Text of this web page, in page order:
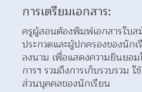
การเตรียมเอกสาร:
ครูผู้สอนต้องพิมพ์เอกสารใบส
ประกวดและผู้ปกครองของนัก
ลงนาม เพื่อแสดงความยินยอม
การฯ รวมถึงการเก็บรวบรวม
ส่วนบุคคลของนักเรียน